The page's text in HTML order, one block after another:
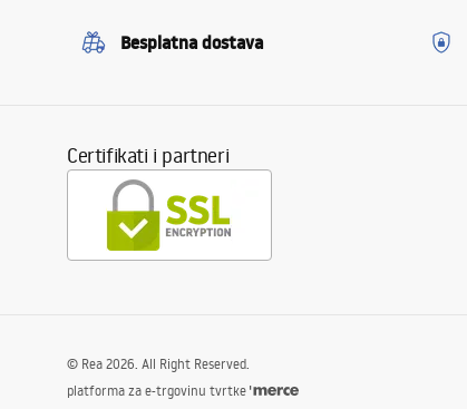
Besplatna dostava
Certifikati i partneri
© Rea 2026. All Right Reserved.
platforma za e-trgovinu tvrtke